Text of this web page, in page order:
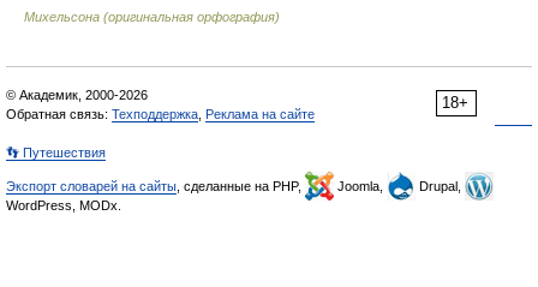
Михельсона (оригинальная орфография)
18+
© Академик, 2000-2026
Обратная связь: Техподдержка Реклама на сайте
👣 Путешествия
Экспорт словарей на сайты , сделанные на PHP, Joomla,
Drupal,
WordPress, MODx.